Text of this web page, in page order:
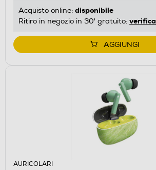
Acquisto online: disponibile
Ritiro in negozio in 30' gratuito: verifica
AGGIUNGI
AURICOLARI